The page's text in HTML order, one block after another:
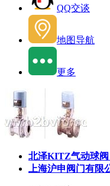
QQ交谈
地图导航
更多
北泽KITZ气动球
上海沪申阀门有限